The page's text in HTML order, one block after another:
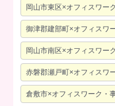
岡山市東区×オフィスワー
御津郡建部町×オフィスワ
岡山市南区×オフィスワー
赤磐郡瀬戸町×オフィスワ
倉敷市×オフィスワーク・